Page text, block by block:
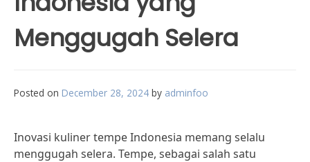
Menggugah Selera
Posted on December 28, 2024 by adminfoo
Inovasi kuliner tempe Indonesia memang selalu
menggugah selera. Tempe, sebagai salah satu